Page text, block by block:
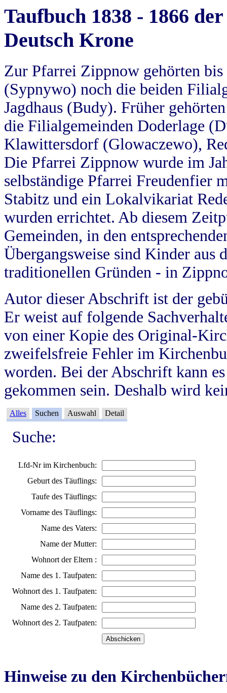
Taufbuch 1838 - 1866
Deutsch Krone
Zur Pfarrei Zippnow gehörten
(Sypnywo) noch die beiden
Jagdhaus (Budy). Früher
die Filialgemeinden Doderlage
Klawittersdorf (Glowaczewo),
Die Pfarrei Zippnow wurde im
selbständige Pfarrei Freudenfier
Stabitz und ein Lokalvikariat
wurden errichtet. Ab diesem
Gemeinden, in den
Übergangsweise sind Kinder aus
traditionellen Gründen - in
Autor dieser Abschrift ist der
Er weist auf folgende
von einer Kopie des Original-
zweifelsfreie Fehler im
worden. Bei der Abschrift kann
gekommen sein. Deshalb wird
Alles Suchen Auswahl Detail
Suche:
Lfd-Nr im Kirchenbuch:
Geburt des Täuflings:
Taufe des Täuflings:
Vorname des Täuflings:
Name des Vaters:
Name der Mutter:
Wohnort der Eltern :
Name des 1. Taufpaten:
Wohnort des 1. Taufpaten:
Name des 2. Taufpaten:
Wohnort des 2. Taufpaten:
Hinweise zu den